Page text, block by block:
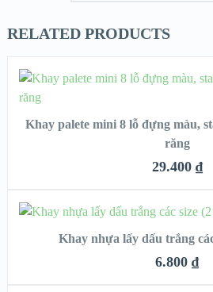
RELATED PRODUCTS
QUICK
VIEW
Khay palete mini 8 lỗ đựng màu,
răng
29.400 ₫
QUICK LOOK
CHỌN
Khay nhựa lấy dấu trắng
6.800₫